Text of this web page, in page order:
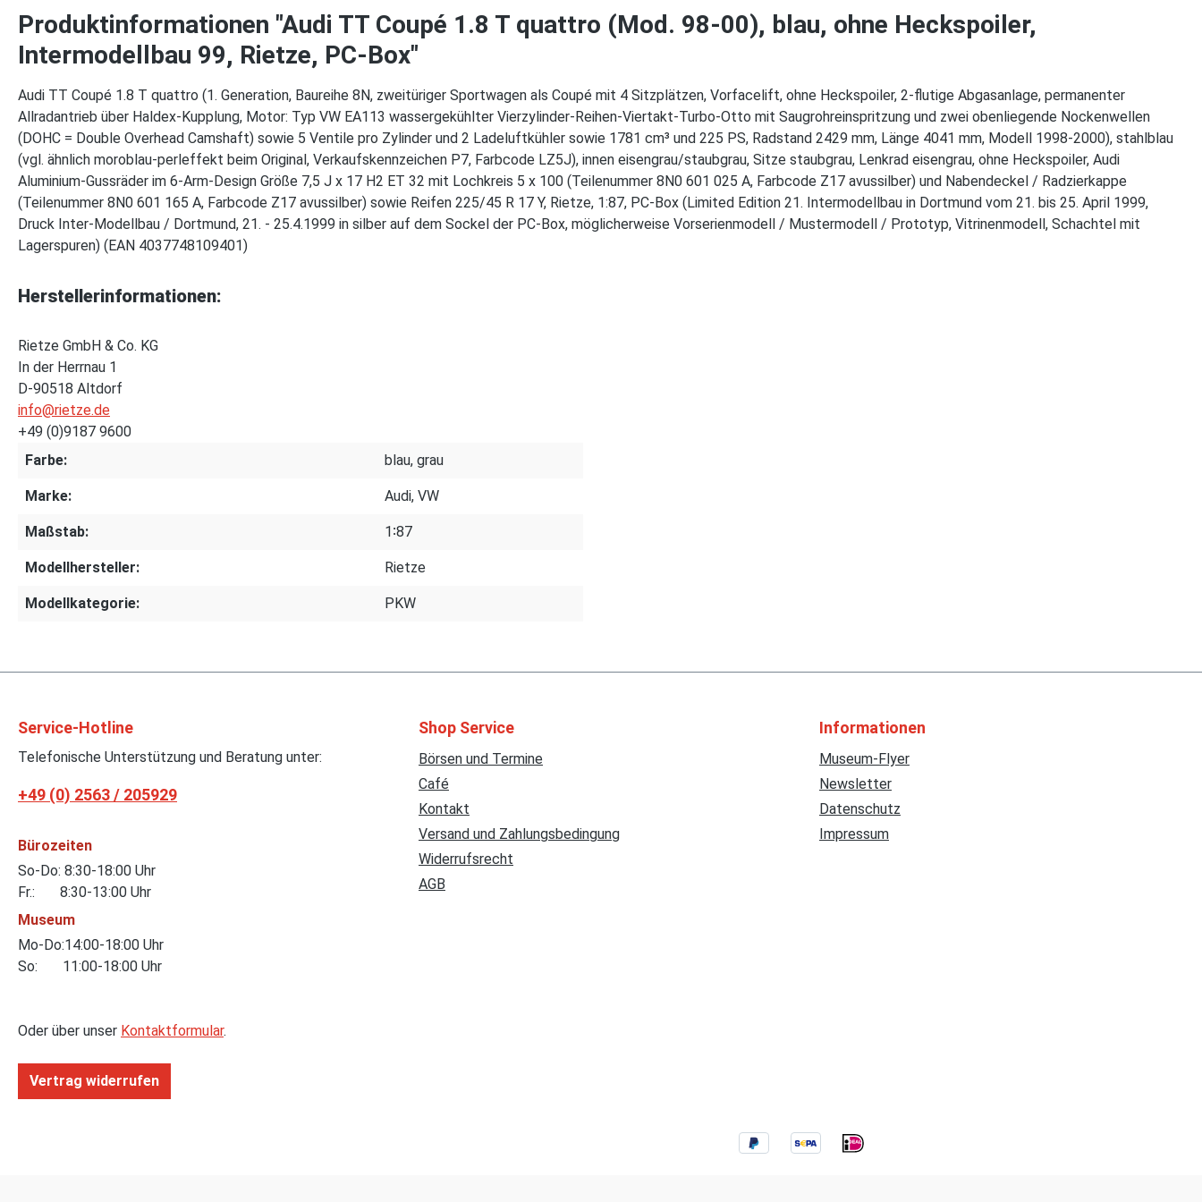
Produktinformationen "Audi TT Coupé 1.8 T quattro (Mod. 98-00), blau, ohne Heckspoiler,
Intermodellbau 99, Rietze, PC-Box"
Audi TT Coupé 1.8 T quattro (1. Generation, Baureihe 8N, zweitüriger Sportwagen als Coupé mit 4 Sitzplätzen, Vorfacelift, ohne Heckspoiler, 2-flutige Abgasanlage, permanenter
Allradantrieb über Haldex-Kupplung, Motor: Typ VW EA113 wassergekühlter Vierzylinder-Reihen-Viertakt-Turbo-Otto mit Saugrohreinspritzung und zwei obenliegende Nockenwellen
(DOHC = Double Overhead Camshaft) sowie 5 Ventile pro Zylinder und 2 Ladeluftkühler sowie 1781 cm³ und 225 PS, Radstand 2429 mm, Länge 4041 mm, Modell 1998-2000), stahlblau
(vgl. ähnlich moroblau-perleffekt beim Original, Verkaufskennzeichen P7, Farbcode LZ5J), innen eisengrau/staubgrau, Sitze staubgrau, Lenkrad eisengrau, ohne Heckspoiler, Audi
Aluminium-Gussräder im 6-Arm-Design Größe 7,5 J x 17 H2 ET 32 mit Lochkreis 5 x 100 (Teilenummer 8N0 601 025 A, Farbcode Z17 avussilber) und Nabendeckel / Radzierkappe
(Teilenummer 8N0 601 165 A, Farbcode Z17 avussilber) sowie Reifen 225/45 R 17 Y, Rietze, 1:87, PC-Box (Limited Edition 21. Intermodellbau in Dortmund vom 21. bis 25. April 1999,
Druck Inter-Modellbau / Dortmund, 21. - 25.4.1999 in silber auf dem Sockel der PC-Box, möglicherweise Vorserienmodell / Mustermodell / Prototyp, Vitrinenmodell, Schachtel mit
Lagerspuren) (EAN 4037748109401)
Herstellerinformationen:
Rietze GmbH & Co. KG
In der Herrnau 1
D-90518 Altdorf
info@rietze.de
+49 (0)9187 9600
Farbe:
blau, grau
Marke: Audi, VW
Maßstab: 1∶87
Modellhersteller: Rietze
Modellkategorie: PKW
Service-Hotline
Telefonische Unterstützung und Beratung unter:
+49 (0) 2563 / 205929
Bürozeiten
So-Do: 8:30-18:00 Uhr
Fr.: 8:30-13:00 Uhr
Museum
Mo-Do:14:00-18:00 Uhr
So: 11:00-18:00 Uhr
Oder über unser Kontaktformular.
Vertrag widerrufen
Shop Service
Börsen und Termine
Café
Kontakt
Versand und Zahlungsbedingung
Widerrufsrecht
AGB
Informationen
Museum-Flyer
Newsletter
Datenschutz
Impressum